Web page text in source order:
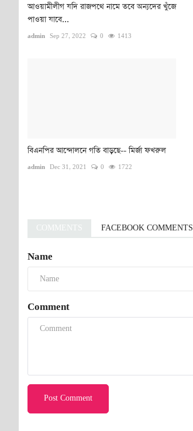
আওয়ামীলীগ যদি রাজপথে নামে তবে অন্যদের খুঁজে
পাওয়া যাবে...
admin Sep 27, 2022 0 1413
বিএনপির আন্দোলনে গতি বাড়ছে-- মির্জা ফখরুল
admin Dec 31, 2021 0 1722
COMMENTS FACEBOOK COMMENTS
Name
Comment
Post Comment